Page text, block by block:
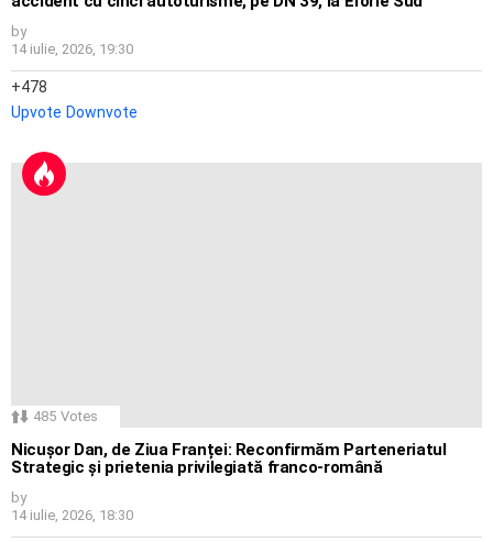
by
14 iulie, 2026, 19:30
478
Upvote Downvote
485 Votes
Nicușor Dan, de Ziua Franței: Reconfirmăm Parteneriatul
Strategic și prietenia privilegiată franco-română
by
14 iulie, 2026, 18:30